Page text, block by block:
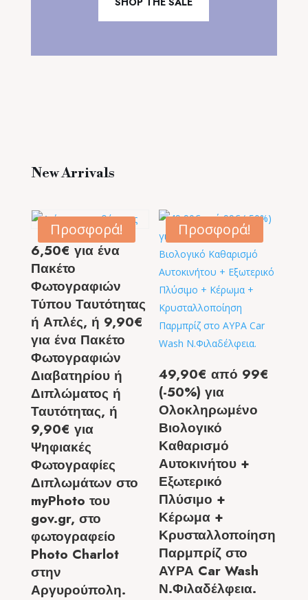
New Arrivals
Προσφορά!
6,50€ για ένα
Πακέτο
Φωτογραφιών
Τύπου Ταυτότητας
ή Απλές, ή 9,90€
για ένα Πακέτο
Φωτογραφιών
Διαβατηρίου ή
Διπλώματος ή
Ταυτότητας, ή
9,90€ για
Ψηφιακές
Φωτογραφίες
Διπλωμάτων στο
myPhoto του
gov.gr, στο
φωτογραφείο
Photo Charlot
στην
Αργυρούπολη.
Προσφορά!
49,90€ από 99€
(-50%) για
Ολοκληρωμένο
Βιολογικό
Καθαρισμό
Αυτοκινήτου +
Εξωτερικό
Πλύσιμο +
Κέρωμα +
Κρυσταλλοποίηση
Παρμπρίζ στο
ΑΥΡΑ Car Wash
Ν.Φιλαδέλφεια.